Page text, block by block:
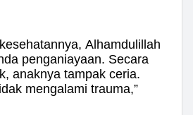
Alhamdulillah
penganiayaan. Secara
anaknya tampak ceria.
mengalami trauma,”